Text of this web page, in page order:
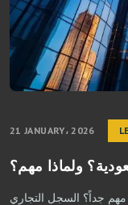
21 JANUARY، 2026
ولماذا مهم؟
جداً؟ السجل التجاري